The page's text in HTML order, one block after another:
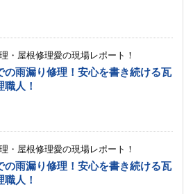
・屋根修理愛の現場レポート！
の雨漏り修理！安心を書き続ける瓦
職人！
・屋根修理愛の現場レポート！
の雨漏り修理！安心を書き続ける瓦
職人！